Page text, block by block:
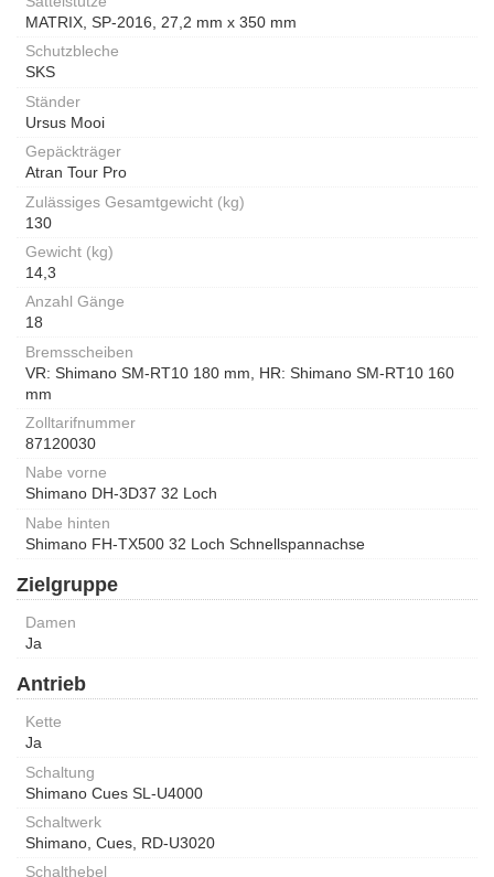
MATRIX, SP-2016, 27,2 mm x 350 mm
Schutzbleche
SKS
Ständer
Ursus Mooi
Gepäckträger
Atran Tour Pro
Zulässiges Gesamtgewicht (kg)
130
Gewicht (kg)
14,3
Anzahl Gänge
18
Bremsscheiben
VR: Shimano SM-RT10 180 mm, HR: Shimano SM-RT10 160
mm
Zolltarifnummer
87120030
Nabe vorne
Shimano DH-3D37 32 Loch
Nabe hinten
Shimano FH-TX500 32 Loch Schnellspannachse
Zielgruppe
Damen
Ja
Antrieb
Kette
Ja
Schaltung
Shimano Cues SL-U4000
Schaltwerk
Shimano, Cues, RD-U3020
Schalthebel